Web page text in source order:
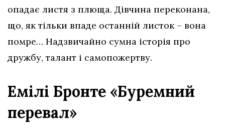
опадає листя з плюща. Дівчина переконана,
що, як тільки впаде останній листок – вона
помре… Надзвичайно сумна історія про
дружбу, талант і самопожертву.
Емілі Бронте «Буремний
перевал»